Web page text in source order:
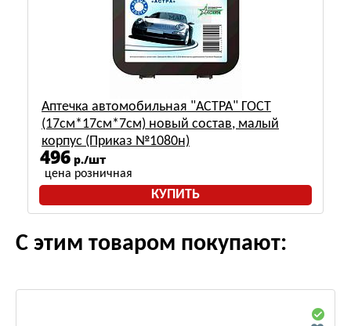
Аптечка автомобильная "АСТРА" ГОСТ
(17см*17см*7см) новый состав, малый
корпус (Приказ №1080н)
496 р./шт
цена розничная
КУПИТЬ
С этим товаром покупают: